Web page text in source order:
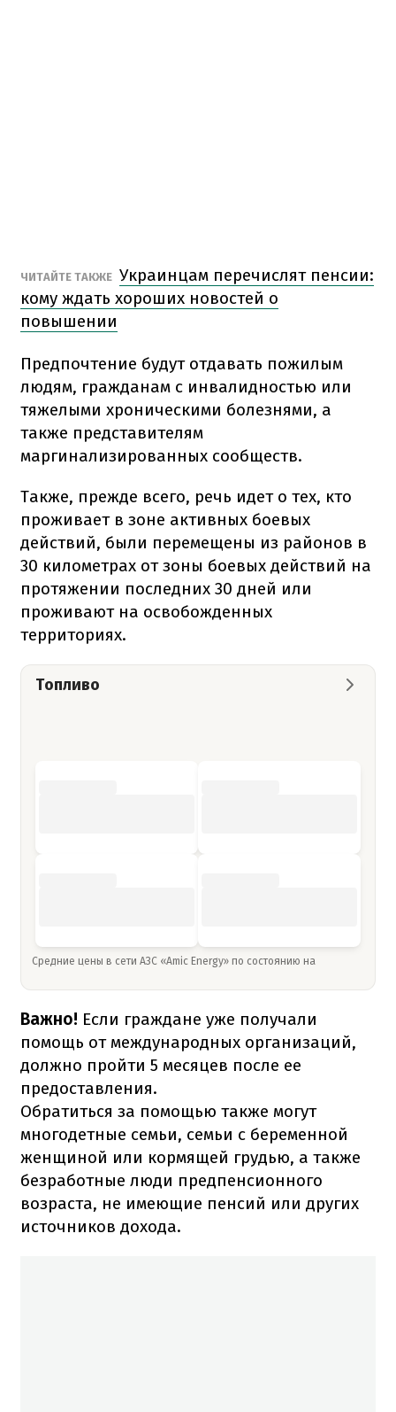
ЧИТАЙТЕ ТАКЖЕ Украинцам перечислят пенсии:
кому ждать хороших новостей о
повышении
Предпочтение будут отдавать пожилым
людям, гражданам с инвалидностью или
тяжелыми хроническими болезнями, а
также представителям
маргинализированных сообществ.
Также, прежде всего, речь идет о тех, кто
проживает в зоне активных боевых
действий, были перемещены из районов в
30 километрах от зоны боевых действий на
протяжении последних 30 дней или
проживают на освобожденных
территориях.
Топливо
Средние цены в сети АЗС «Amic Energy» по состоянию на
Важно! Если граждане уже получали
помощь от международных организаций,
должно пройти 5 месяцев после ее
предоставления.
Обратиться за помощью также могут
многодетные семьи, семьи с беременной
женщиной или кормящей грудью, а также
безработные люди предпенсионного
возраста, не имеющие пенсий или других
источников дохода.